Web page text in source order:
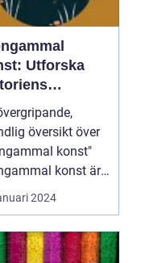
Utforska
översikt över
konst"
konst är
som har sk...
2024